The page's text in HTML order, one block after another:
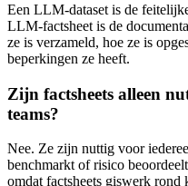
Een LLM-dataset is de
LLM-factsheet is de
ze is verzameld, hoe ze is
beperkingen ze heeft.
Zijn factsheets alleen
teams?
Nee. Ze zijn nuttig voor
benchmarkt of risico
omdat factsheets giswerk